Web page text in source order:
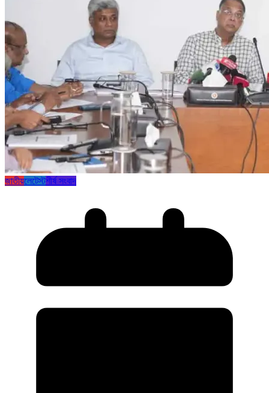
জাতীয়লেটেস্টশীর্ষ সংবাদ